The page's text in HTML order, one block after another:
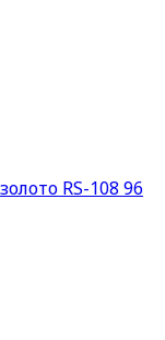
RS-108 96